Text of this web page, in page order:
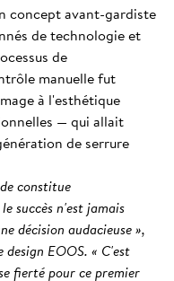
concept avant-gardiste
de technologie et
de
manuelle fut
à l'esthétique
— qui allait
de serrure
constitue
succès n'est jamais
décision audacieuse »,
EOOS. « C'est
fierté pour ce premier